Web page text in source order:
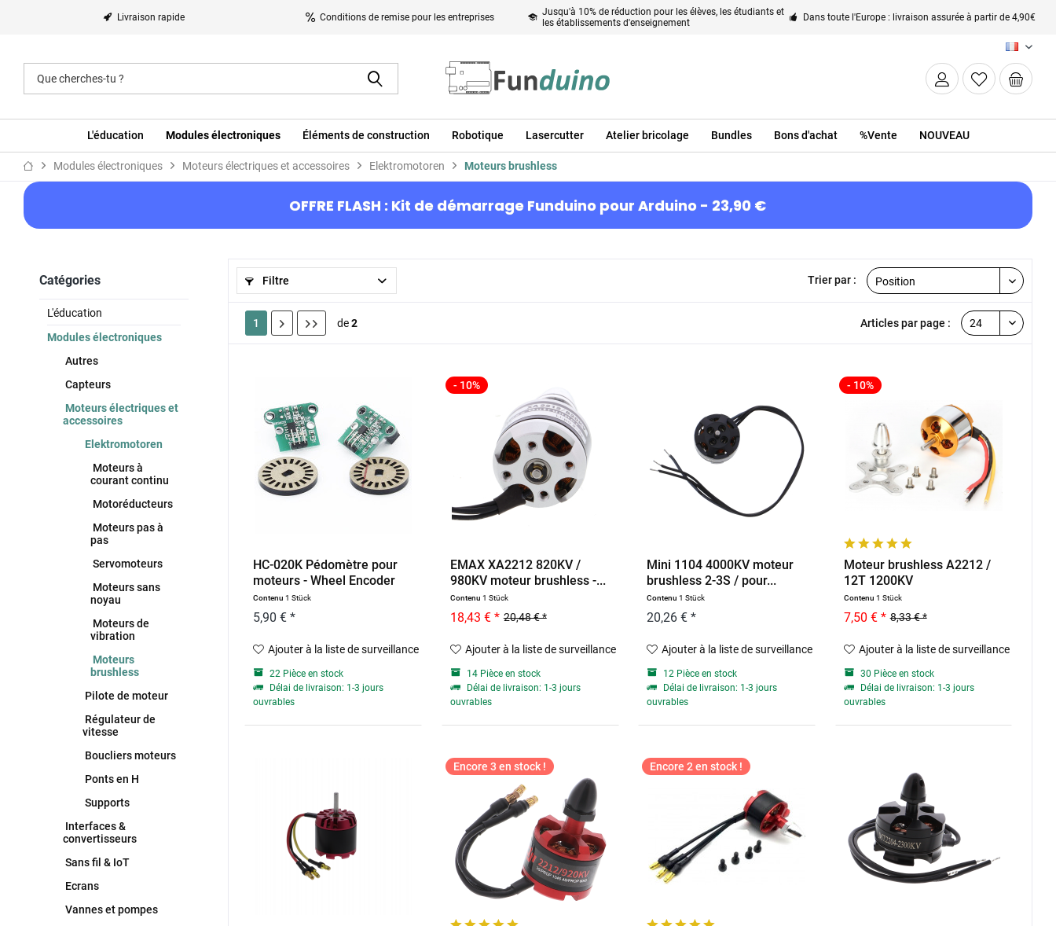
Livraison rapide Conditions de remise pour les entreprises
Jusqu'à 10% de réduction pour les élèves, les étudiants et
les établissements d'enseignement
Dans toute l'Europe : livraison assurée à partir de 4,90€
FR
L'éducation Modules électroniques Éléments de construction Robotique Lasercutter Atelier bricolage Bundles Bons d'achat %Vente NOUVEAU
Modules électroniques Moteurs électriques et accessoires Elektromotoren Moteurs brushless
OFFRE FLASH : Kit de démarrage Funduino pour Arduino - 23,90 €
Catégories
L'éducation
Modules électroniques
Autres
Capteurs
Moteurs électriques et
accessoires
Elektromotoren
Moteurs à
courant continu
Motoréducteurs
Moteurs pas à
pas
Servomoteurs
Moteurs sans
noyau
Moteurs de
vibration
Moteurs
brushless
Pilote de moteur
Régulateur de
vitesse
Boucliers moteurs
Ponts en H
Supports
Interfaces &
convertisseurs
Sans fil & IoT
Ecrans
Vannes et pompes
Filtre Trier par :
1 de2 Articles par page :
HC-020K Pédomètre pour
moteurs - Wheel Encoder
Contenu1 Stück
5,90 € *
Ajouter à la liste de surveillance
22 Pièce en stock
Délai de livraison: 1-3 jours
ouvrables
- 10%
EMAX XA2212 820KV /
980KV moteur brushless -...
Contenu 1 Stück
20,48 € *
18,43 € *
Ajouter à la liste de surveillance
14 Pièce en stock
Délai de livraison: 1-3 jours
ouvrables
Mini 1104 4000KV moteur
brushless 2-3S / pour...
Contenu1 Stück
20,26 € *
Ajouter à la liste de surveillance
12 Pièce en stock
Délai de livraison: 1-3 jours
ouvrables
- 10%
Moteur brushless A2212 /
12T 1200KV
Contenu 1 Stück
8,33 € *
7,50 € *
Ajouter à la liste de surveillance
30 Pièce en stock
Délai de livraison: 1-3 jours
ouvrables
Encore 3 en stock ! Encore 2 en stock !